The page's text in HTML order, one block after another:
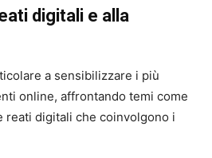
digitali e alla
a sensibilizzare i più
online, affrontando temi come
reati digitali che coinvolgono i